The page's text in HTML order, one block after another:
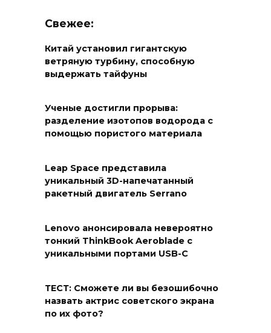
Свежее:
Китай установил гигантскую
ветряную турбину, способную
выдержать тайфуны
Ученые достигли прорыва:
разделение изотопов водорода с
помощью пористого материала
Leap Space представила
уникальный 3D-напечатанный
ракетный двигатель Serrano
Lenovo анонсировала невероятно
тонкий ThinkBook Aeroblade с
уникальными портами USB-C
ТЕСТ: Сможете ли вы безошибочно
назвать актрис советского экрана
по их фото?